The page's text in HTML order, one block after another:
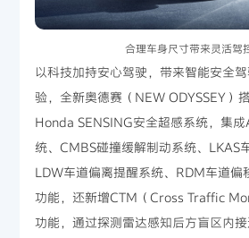
合理车身尺寸带来灵活驾
以科技加持安心驾驶，带来智能安全
验，全新奥德赛（NEW ODYSSEY）
Honda SENSING安全超感系统，集
统、CMBS碰撞缓解制动系统、LKAS
LDW车道偏离提醒系统、RDM车道偏
功能，还新增CTM（Cross Traffic
功能，通过探测雷达感知后方盲区内